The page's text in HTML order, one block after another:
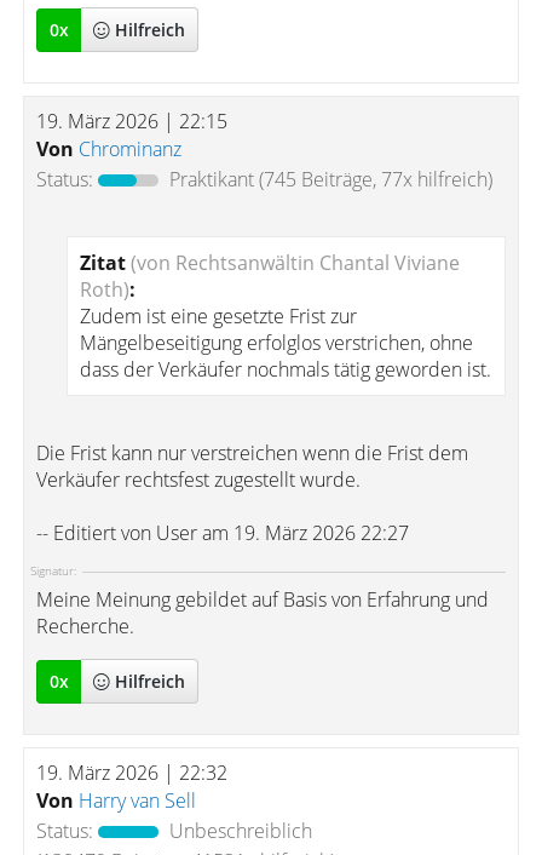
0x Hilfreich
19. März 2026 | 22:15
Von Chrominanz
Status:
Praktikant(745 Beiträge, 77x hilfreich)
Zitat(von Rechtsanwältin Chantal Viviane
Roth):
Zudem ist eine gesetzte Frist zur
Mängelbeseitigung erfolglos verstrichen, ohne
dass der Verkäufer nochmals tätig geworden ist.
Die Frist kann nur verstreichen wenn die Frist dem
Verkäufer rechtsfest zugestellt wurde.
-- Editiert von User am 19. März 2026 22:27
Signatur:
Meine Meinung gebildet auf Basis von Erfahrung und
Recherche.
0x Hilfreich
19. März 2026 | 22:32
Von Harry van Sell
Status:
Unbeschreiblich